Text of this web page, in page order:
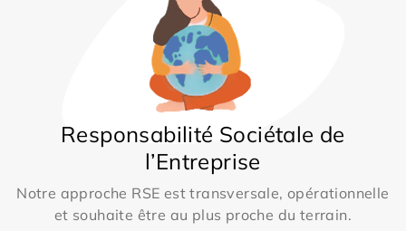
Responsabilité Sociétale de
l’Entreprise
Notre approche RSE est transversale, opérationnelle
et souhaite être au plus proche du terrain.